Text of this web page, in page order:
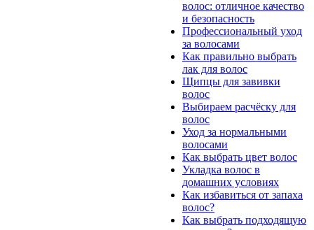
волос: отличное качество
и безопасность
Профессиональный уход
за волосами
Как правильно выбрать
лак для волос
Щипцы для завивки
волос
Выбираем расчёску для
волос
Уход за нормальными
волосами
Как выбрать цвет волос
Укладка волос в
домашних условиях
Как избавиться от запаха
волос?
Как выбрать подходящую